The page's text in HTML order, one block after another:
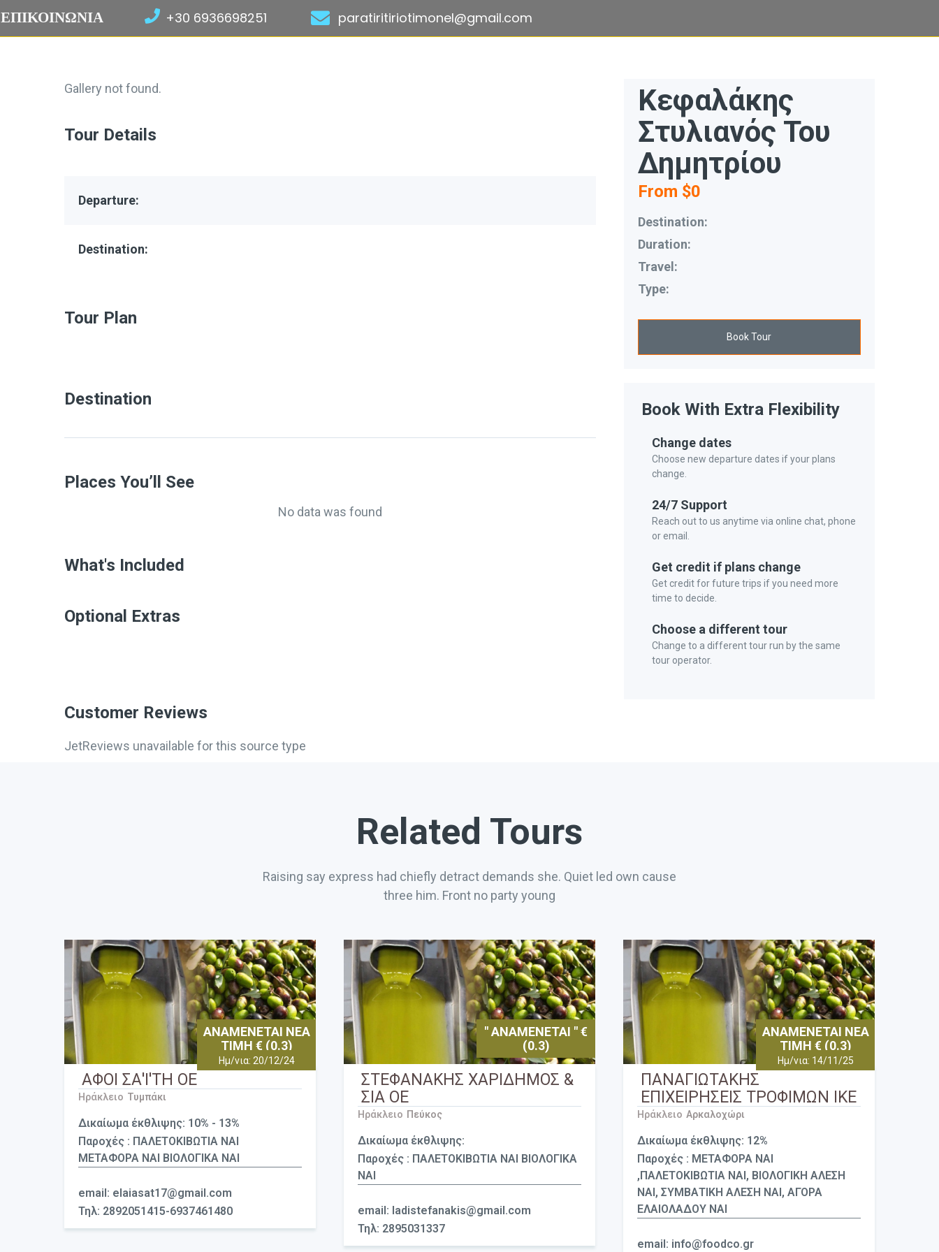
ΕΠΙΚΟΙΝΩΝΙΑ +30 6936698251 paratiritiriotimonel@gmail.com
Gallery not found.
Tour Details
Departure:
Destination:
Tour Plan
Destination
Places You’ll See
No data was found
What's Included
Optional Extras​
Customer Reviews
JetReviews unavailable for this source type
Κεφαλάκης
Στυλιανός Του
Δημητρίου
From $0
Destination:
Duration:
Travel:
Type:
Book Tour
Book With Extra Flexibility
Change dates
Choose new departure dates if your plans
change.
24/7 Support
Reach out to us anytime via online chat, phone
or email.
Get credit if plans change
Get credit for future trips if you need more
time to decide.
Choose a different tour
Change to a different tour run by the same
tour operator.
Related Tours
Raising say express had chiefly detract demands she. Quiet led own cause
three him. Front no party young
ΑΝΑΜΕΝΕΤΑΙ ΝΕΑ
ΤΙΜΗ € (0.3)
Ημ/νια: 20/12/24
ΑΦΟΙ ΣΑ'Ι'ΤΗ ΟΕ
Ηράκλειο Τυμπάκι
Δικαίωμα έκθλιψης: 10% - 13%
Παροχές : ΠΑΛΕΤΟΚΙΒΩΤΙΑ ΝΑΙ
ΜΕΤΑΦΟΡΑ ΝΑΙ ΒΙΟΛΟΓΙΚΑ ΝΑΙ
email: elaiasat17@gmail.com
Τηλ: 2892051415-6937461480
" ΑΝΑΜΕΝΕΤΑΙ " €
(0.3)
ΣΤΕΦΑΝΑΚΗΣ ΧΑΡΙΔΗΜΟΣ &
ΣΙΑ ΟΕ
Ηράκλειο Πεύκος
Δικαίωμα έκθλιψης:
Παροχές : ΠΑΛΕΤΟΚΙΒΩΤΙΑ ΝΑΙ ΒΙΟΛΟΓΙΚΑ
ΝΑΙ
email: ladistefanakis@gmail.com
Τηλ: 2895031337
ΑΝΑΜΕΝΕΤΑΙ ΝΕΑ
ΤΙΜΗ € (0.3)
Ημ/νια: 14/11/25
ΠΑΝΑΓΙΩΤΑΚΗΣ
ΕΠΙΧΕΙΡΗΣΕΙΣ ΤΡΟΦΙΜΩΝ ΙΚΕ
Ηράκλειο Αρκαλοχώρι
Δικαίωμα έκθλιψης: 12%
Παροχές : ΜΕΤΑΦΟΡΑ ΝΑΙ
,ΠΑΛΕΤΟΚΙΒΩΤΙΑ ΝΑΙ, ΒΙΟΛΟΓΙΚΗ ΑΛΕΣΗ
ΝΑΙ, ΣΥΜΒΑΤΙΚΗ ΑΛΕΣΗ ΝΑΙ, ΑΓΟΡΑ
ΕΛΑΙΟΛΑΔΟΥ ΝΑΙ
email: info@foodco.gr